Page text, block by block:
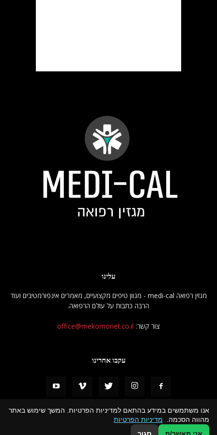
עלינו
מגזין רפואה medi-cal - מגוון טיפים מקצועיים, מאמרים אינפורמטיבים ועוד
הרבה כתבות על עולם הרפואה.
צור קשר: office@mekomonet.co.il
עקבו אחרינו
פרסמו אצלנו מחפשים כותבים
אנו משתמשים במידע בהתאם למדיניות הפרטיות. המשך שימוש באתר
מהווה הסכמה. מדיניות הפרטיות